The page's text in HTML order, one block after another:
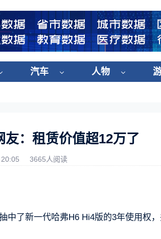
汽车 人物
：租赁价值超12万了
3665人阅读
中了新一代哈弗H6 Hi4版的3年使用权